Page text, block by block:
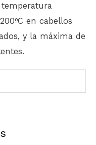
temperatura
en cabellos
y la máxima de